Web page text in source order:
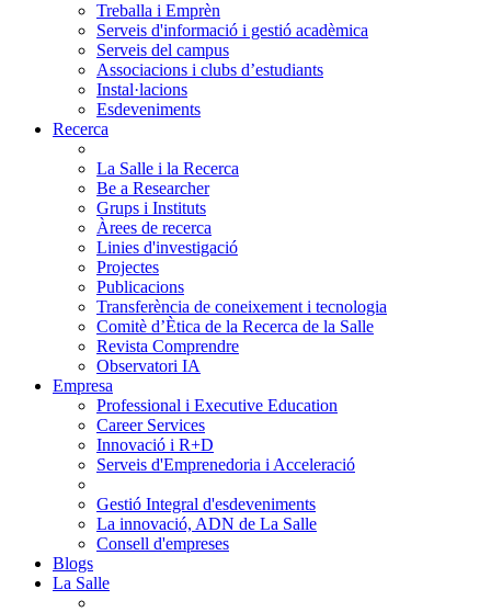
Treballa i Emprèn
Serveis d'informació i gestió acadèmica
Serveis del campus
Associacions i clubs d’estudiants
Instal·lacions
Esdeveniments
Recerca
La Salle i la Recerca
Be a Researcher
Grups i Instituts
Àrees de recerca
Linies d'investigació
Projectes
Publicacions
Transferència de coneixement i tecnologia
Comitè d’Ètica de la Recerca de la Salle
Revista Comprendre
Observatori IA
Empresa
Professional i Executive Education
Career Services
Innovació i R+D
Serveis d'Emprenedoria i Acceleració
Gestió Integral d'esdeveniments
La innovació, ADN de La Salle
Consell d'empreses
Blogs
La Salle